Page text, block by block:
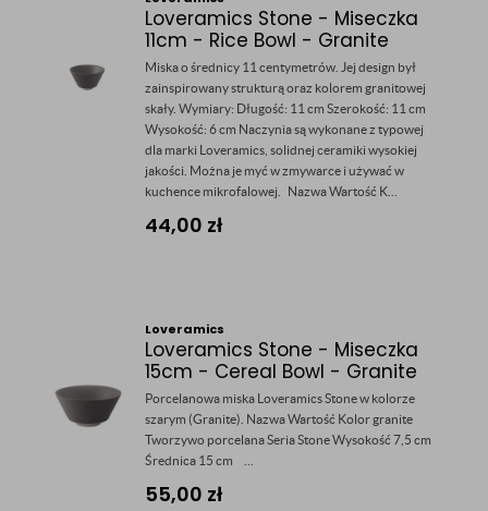
Loveramics Stone - Miseczka
11cm - Rice Bowl - Granite
Miska o średnicy 11 centymetrów. Jej design był
zainspirowany strukturą oraz kolorem granitowej
skały. Wymiary: Długość: 11 cm Szerokość: 11 cm
Wysokość: 6 cm Naczynia są wykonane z typowej
dla marki Loveramics, solidnej ceramiki wysokiej
jakości. Można je myć w zmywarce i używać w
kuchence mikrofalowej. Nazwa Wartość K...
44,00 zł
Loveramics
Loveramics Stone - Miseczka
15cm - Cereal Bowl - Granite
Porcelanowa miska Loveramics Stone w kolorze
szarym (Granite). Nazwa Wartość Kolor granite
Tworzywo porcelana Seria Stone Wysokość 7,5 cm
Średnica 15 cm ...
55,00 zł